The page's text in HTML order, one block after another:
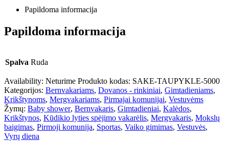
Papildoma informacija
Papildoma informacija
Spalva Ruda
Availability: Neturime Produkto kodas: SAKE-TAUPYKLE-5000
Kategorijos: Bernvakariams, Dovanos - rinkiniai, Gimtadieniams,
Krikštynoms, Mergvakariams, Pirmajai komunijai, Vestuvėms
Žymų: Baby shower, Bernvakaris, Gimtadieniai, Kalėdos,
Krikštynos, Kūdikio lyties spėjimo vakarėlis, Mergvakaris, Mokslų
baigimas, Pirmoji komunija, Sportas, Vaiko gimimas, Vestuvės,
Vyrų diena